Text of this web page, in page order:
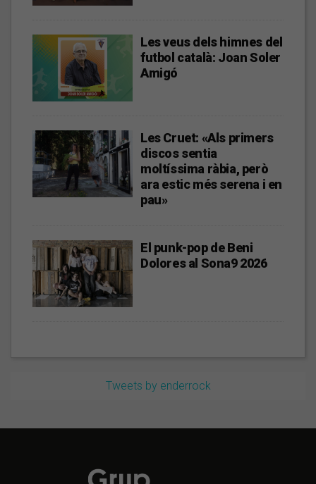
Les veus dels himnes del
futbol català: Joan Soler
Amigó
Les Cruet: «Als primers
discos sentia
moltíssima ràbia, però
ara estic més serena i en
pau»
El punk-pop de Beni
Dolores al Sona9 2026
Tweets by enderrock